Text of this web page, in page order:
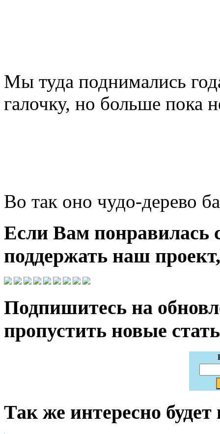
Мы туда поднимались
галочку, но больше пока
Во так оно чудо-дерево
Если Вам понравилась
поддержать наш
Подпишитесь на
пропустить новые
Так же интересно будет